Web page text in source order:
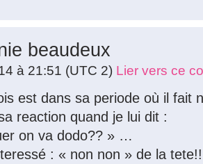
beaudeux
à 21:51 (UTC 2) Lier vers ce
est dans sa periode où il fait
reaction quand je lui dit :
on va dodo?? » …
: « non non » de la